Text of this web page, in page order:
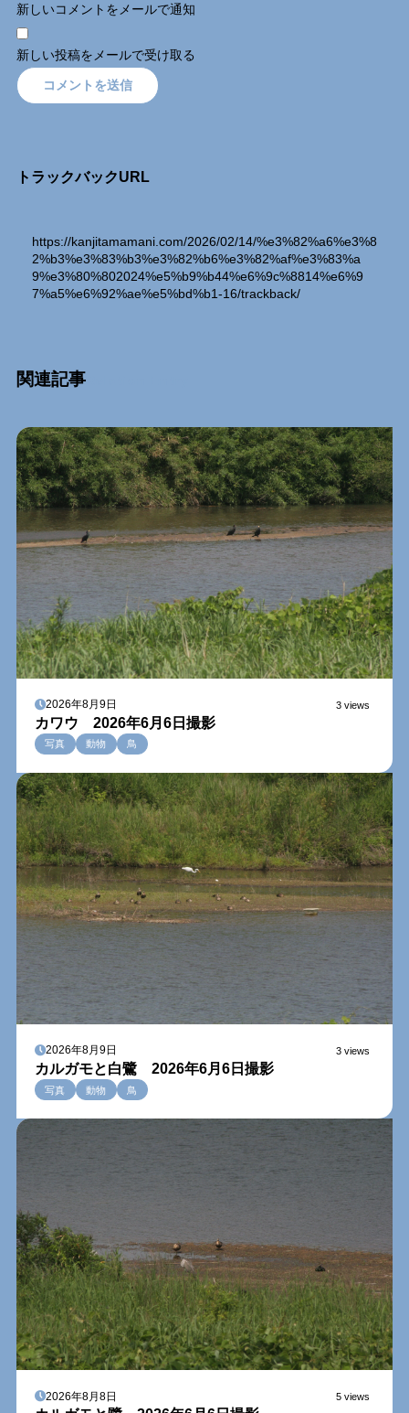
新しいコメントをメールで通知
新しい投稿をメールで受け取る
トラックバックURL
https://kanjitamamani.com/2026/02/14/%e3%82%a6%e3%8
2%b3%e3%83%b3%e3%82%b6%e3%82%af%e3%83%a
9%e3%80%802024%e5%b9%b44%e6%9c%8814%e6%9
7%a5%e6%92%ae%e5%bd%b1-16/trackback/
関連記事Relation Entry
2026年8月9日 3 views
カワウ 2026年6月6日撮影
写真 動物 鳥
2026年8月9日 3 views
カルガモと白鷺 2026年6月6日撮影
写真 動物 鳥
2026年8月8日 5 views